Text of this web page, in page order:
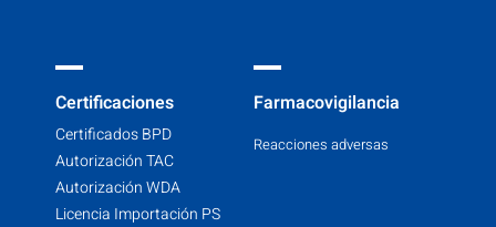
Certificaciones
Certificados BPD
Autorización TAC
Autorización WDA
Licencia Importación PS
Farmacovigilancia
Reacciones adversas